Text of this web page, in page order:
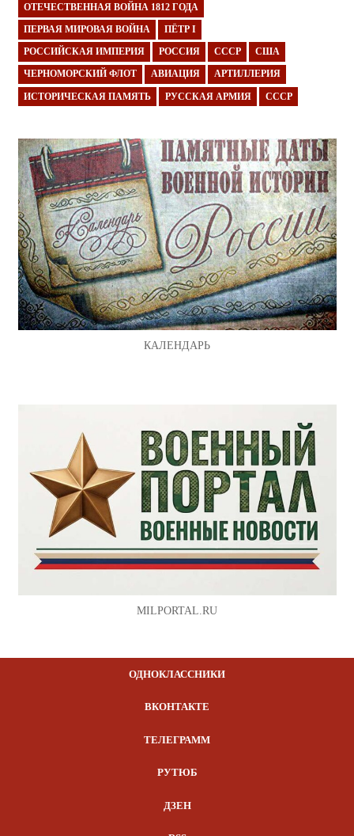
ОТЕЧЕСТВЕННАЯ ВОЙНА 1812 ГОДА
ПЕРВАЯ МИРОВАЯ ВОЙНА ПЁТР I
РОССИЙСКАЯ ИМПЕРИЯ РОССИЯ СССР США
ЧЕРНОМОРСКИЙ ФЛОТ АВИАЦИЯ АРТИЛЛЕРИЯ
ИСТОРИЧЕСКАЯ ПАМЯТЬ РУССКАЯ АРМИЯ СССР
КАЛЕНДАРЬ
MILPORTAL.RU
ОДНОКЛАССНИКИ
ВКОНТАКТЕ
ТЕЛЕГРАММ
РУТЮБ
ДЗЕН